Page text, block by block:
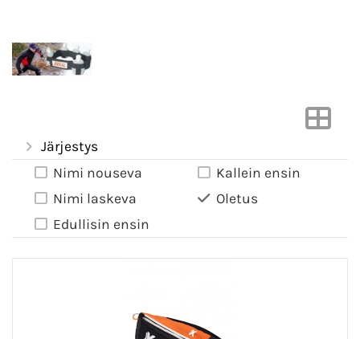
Järjestys
Nimi nouseva
Nimi laskeva
Edullisin ensin
Kallein ensin
Oletus